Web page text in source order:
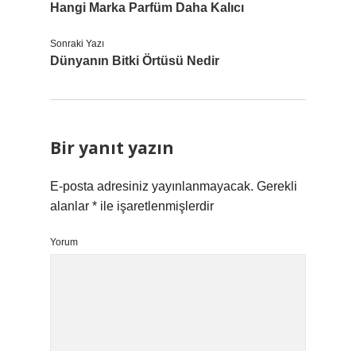
Hangi Marka Parfüm Daha Kalıcı
Sonraki Yazı
Dünyanın Bitki Örtüsü Nedir
Bir yanıt yazın
E-posta adresiniz yayınlanmayacak. Gerekli
alanlar * ile işaretlenmişlerdir
Yorum